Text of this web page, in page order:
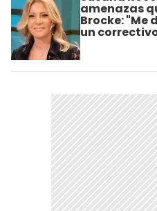
amenazas
Brocke: "Me
un